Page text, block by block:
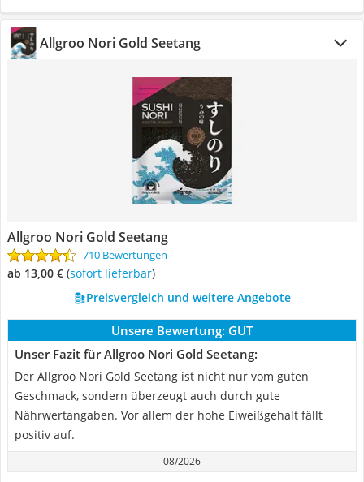
Allgroo Nori Gold Seetang
Allgroo Nori Gold Seetang
710 Bewertungen
ab 13,00 € ( Sofort lieferbar)
Preisvergleich und weitere Angebote
Unsere Bewertung: GUT
Unser Fazit für Allgroo Nori Gold Seetang:
Der Allgroo Nori Gold Seetang ist nicht nur vom guten
Geschmack, sondern überzeugt auch durch gute
Nährwertangaben. Vor allem der hohe Eiweißgehalt fällt
positiv auf.
08/2026